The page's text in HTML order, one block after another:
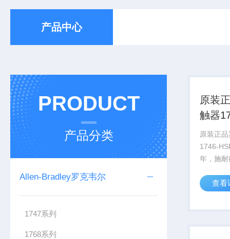
产品中心
PRODUCT
产品分类
Allen-Bradley罗克韦尔
1747系列
1768系列
原装
触器
承诺
原装正
1746-
年，施
2022年9
要约，该
查看